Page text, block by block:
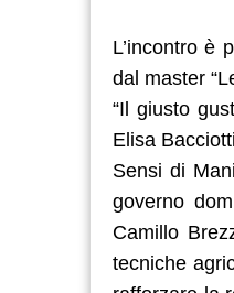
L’incontro è
dal master
“Il giusto
Elisa
Sensi di
governo
Camillo
tecniche